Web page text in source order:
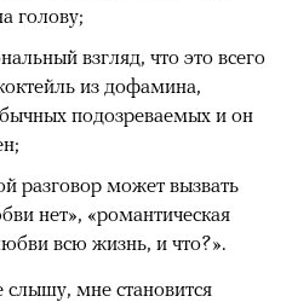
голову;
взгляд, что это всего
из дофамина,
подозреваемых и он
разговор может вызвать
нет», «романтическая
всю жизнь, и что?».
слышу, мне становится